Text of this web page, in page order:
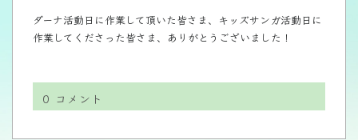
ダーナ活動日に作業して頂いた皆さま、キッズサンガ活動日に
作業してくださった皆さま、ありがとうございました！
0 コメント